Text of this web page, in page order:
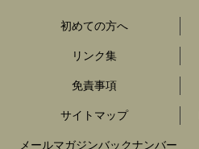
初めての方へ
リンク集
免責事項
サイトマップ
メールマガジンバックナンバー